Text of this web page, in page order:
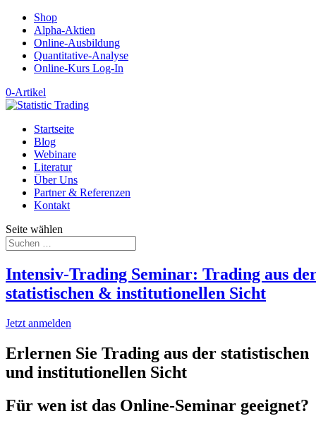
Shop
Alpha-Aktien
Online-Ausbildung
Quantitative-Analyse
Online-Kurs Log-In
0-Artikel
Startseite
Blog
Webinare
Literatur
Über Uns
Partner & Referenzen
Kontakt
Seite wählen
Intensiv-Trading Seminar: Trading aus
statistischen & institutionellen Sicht
Jetzt anmelden
Erlernen Sie Trading aus der statistischen
und institutionellen Sicht
Für wen ist das Online-Seminar geeignet?